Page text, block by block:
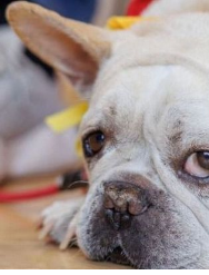
深める
ゆるむ
SitakkeTV
LOCAL ローカルエリア